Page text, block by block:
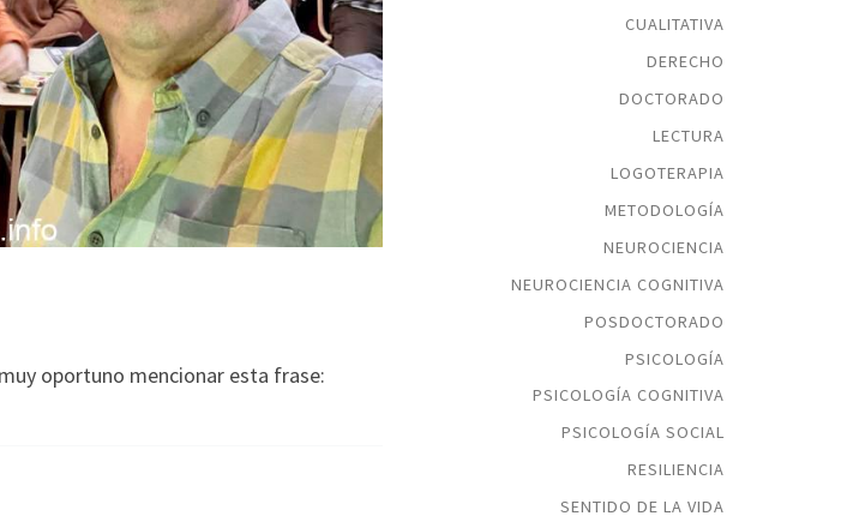
oportuno mencionar esta frase:
CUALITATIVA
DERECHO
DOCTORADO
LECTURA
LOGOTERAPIA
METODOLOGÍA
NEUROCIENCIA
NEUROCIENCIA COGNITIVA
POSDOCTORADO
PSICOLOGÍA
PSICOLOGÍA COGNITIVA
PSICOLOGÍA SOCIAL
RESILIENCIA
SENTIDO DE LA VIDA